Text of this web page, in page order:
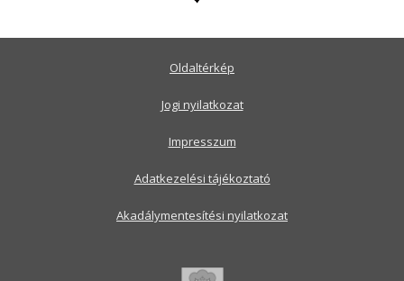
Oldaltérkép
Jogi nyilatkozat
Impresszum
Adatkezelési tájékoztató
Akadálymentesítési nyilatkozat